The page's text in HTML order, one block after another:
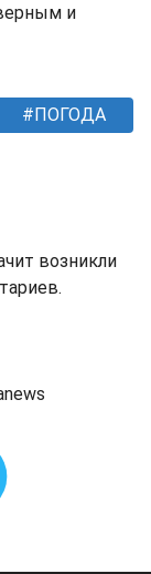
и
ПОГОДА
возникли